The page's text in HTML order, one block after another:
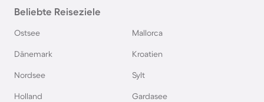
Beliebte Reiseziele
Ostsee Mallorca
Dänemark Kroatien
Nordsee Sylt
Holland Gardasee